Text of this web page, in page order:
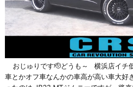
おじゅりです🫡どうも～ 横浜店イチ
車とかオフ車なんかの車高が高い車大好